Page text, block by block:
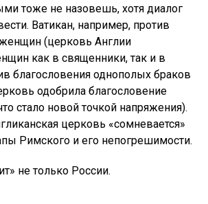
тоже не назовешь, хотя диалог
Ватикан, например, против
(церковь Англии
как в священники, так и в
благословения однополых браков
одобрила благословение
стало новой точкой напряжения).
церковь «сомневается»
Римского и его непогрешимости.
не только России.